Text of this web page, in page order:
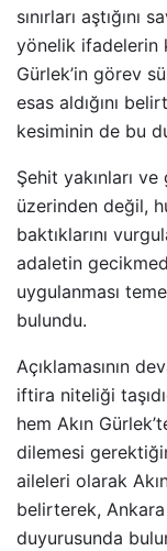
sınırları aştığını
yönelik ifadelerin
Gürlek’in görev
esas aldığını
kesiminin de bu
Şehit yakınları
üzerinden değil,
baktıklarını
adaletin
uygulanması
bulundu.
Açıklamasının
iftira niteliği
hem Akın
dilemesi
aileleri olarak
belirterek, Ankara
duyurusunda